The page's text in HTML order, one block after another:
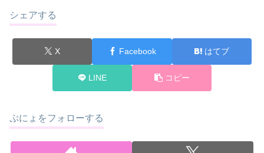
シェアする
X Facebook はてブ
LINE コピー
ぷにょをフォローする